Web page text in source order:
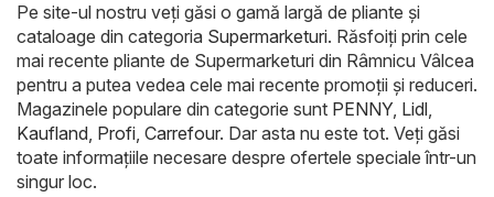
Pe site-ul nostru veți găsi o gamă largă de pliante și
cataloage din categoria Supermarketuri. Răsfoiți prin cele
mai recente pliante de Supermarketuri din Râmnicu Vâlcea
pentru a putea vedea cele mai recente promoții și reduceri.
Magazinele populare din categorie sunt PENNY, Lidl,
Kaufland, Profi, Carrefour. Dar asta nu este tot. Veți găsi
toate informațiile necesare despre ofertele speciale într-un
singur loc.